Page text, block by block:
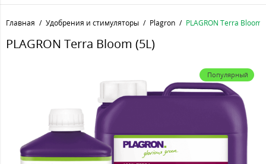
Главная Удобрения и стимуляторы Plagron PLAGRON Terra Bloom
PLAGRON Terra Bloom (5L)
Популярный